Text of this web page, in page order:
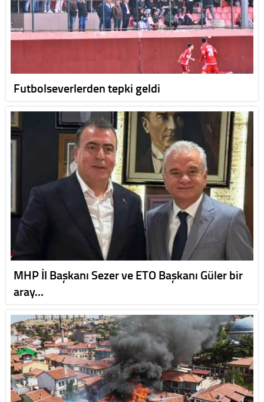
Futbolseverlerden tepki geldi
MHP İl Başkanı Sezer ve ETO Başkanı Güler bir
aray…